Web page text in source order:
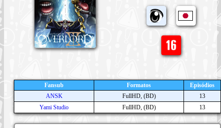
Fansub Formatos
Episódios
ANSK
FullHD, (BD)
13
Yami Studio
FullHD, (BD) 13